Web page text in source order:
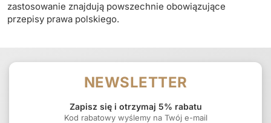
zastosowanie znajdują powszechnie obowiązujące
przepisy prawa polskiego.
NEWSLETTER
Zapisz się i otrzymaj 5% rabatu
Kod rabatowy wyślemy na Twój e-mail